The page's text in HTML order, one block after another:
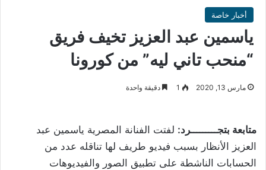
أخبار خاصة
ياسمين عبد العزيز تخيف فريق
“منحب تاني ليه” من كورونا
مارس 13, 2020 1 دقيقة واحدة
متابعة بتجـــــــــرد: لفتت الفنانة المصرية ياسمين عبد
العزيز الأنظار بسبب فيديو طريف لها تناقله عدد من
الحسابات الناشطة على تطبيق الصور والفيديوهات